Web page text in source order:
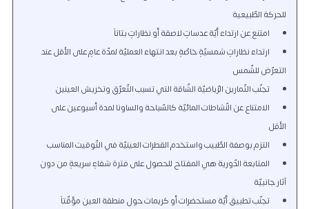
للحركة الطّبيعية
امتنع عن ارتداء أيّة عدساتٍ لاصقة أو نظاراتٍ بتاتاً
ارتداء نظاراتٍ شمسيّةٍ خاصّةٍ بعد انتهاء العمليّة لمدّة عامٍ على الأقل عند
التعرّض للشّمس
تجنّب التّمارين الرّياضيّة الشّاقة التي تسبب التّعرّق وتخريش العينين
الامتناع عن النّشاطات المائيّة كالسّباحة والساونا لمدة أسبوعين على
الأقل
التزم بوصفة الطّبيب واستخدم القطرات العينيّة في التّوقيت المناسب
المتابعة الدّورية هي المفتاح للحصول على فترة شفاءٍ سريعةٍ من دون
آثار جانبيّة
تجنّب تطبيق أيّة مستحضرات أو كريمات حول منطقة العين مؤقّتاً